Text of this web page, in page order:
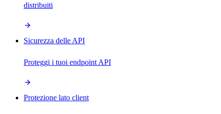
distribuiti
Sicurezza delle API
Proteggi i tuoi endpoint API
Protezione lato client